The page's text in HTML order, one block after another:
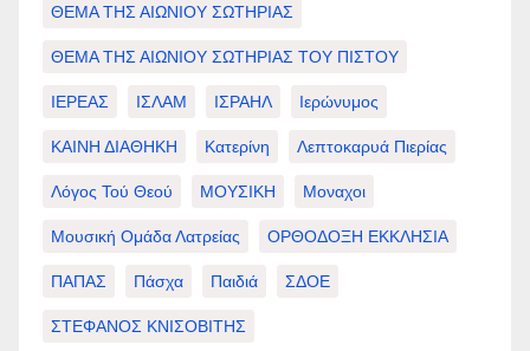
ΘΕΜΑ ΤΗΣ ΑΙΩΝΙΟΥ ΣΩΤΗΡΙΑΣ
ΘΕΜΑ ΤΗΣ ΑΙΩΝΙΟΥ ΣΩΤΗΡΙΑΣ ΤΟΥ ΠΙΣΤΟΥ
ΙΕΡΕΑΣ ΙΣΛΑΜ ΙΣΡΑΗΛ Ιερώνυμος
ΚΑΙΝΗ ΔΙΑΘΗΚΗ Κατερίνη Λεπτοκαρυά Πιερίας
Λόγος Τού Θεού ΜΟΥΣΙΚΗ Μοναχοι
Μουσική Ομάδα Λατρείας ΟΡΘΟΔΟΞΗ ΕΚΚΛΗΣΙΑ
ΠΑΠΑΣ Πάσχα Παιδιά ΣΔΟΕ
ΣΤΕΦΑΝΟΣ ΚΝΙΣΟΒΙΤΗΣ